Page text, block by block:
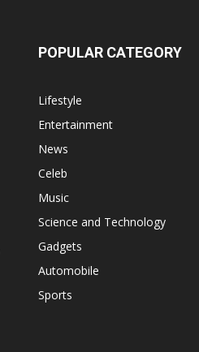
POPULAR CATEGORY
Lifestyle
Entertainment
News
Celeb
Music
Science and Technology
Gadgets
Automobile
Sports